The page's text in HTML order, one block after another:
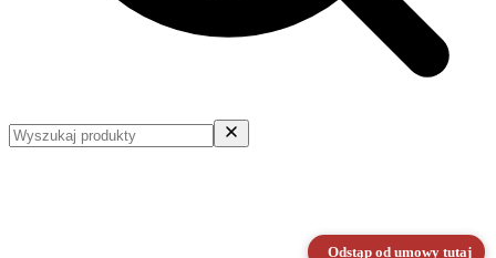
Odstąp od umowy tutaj